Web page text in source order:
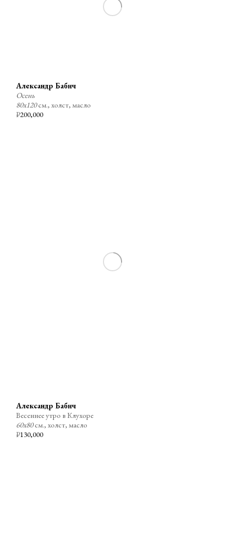
₽200,000
Александр Бабич
Осень
80х120см., холст, масло
₽130,000
Александр Бабич
Весеннее утро в Клухоре
60х80см., холст, масло